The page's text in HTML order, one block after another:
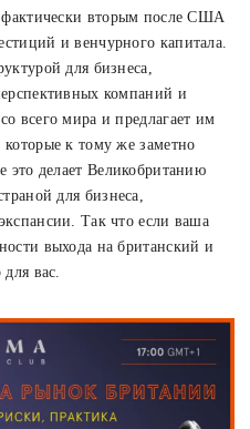
фактически вторым после США
и венчурного капитала.
для бизнеса,
компаний и
всего мира и предлагает им
к тому же заметно
это делает Великобританию
для бизнеса,
Так что если ваша
выхода на британский и
вас.